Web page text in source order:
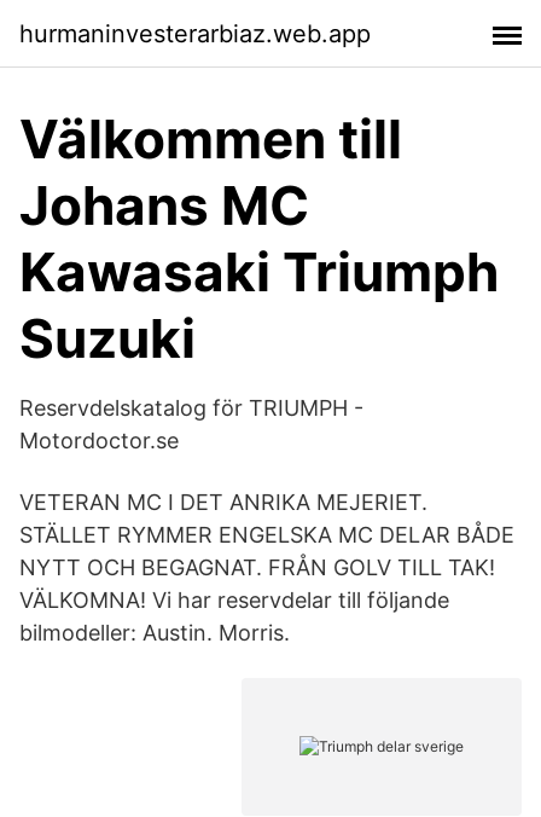
hurmaninvesterarbiaz.web.app
Välkommen till
Johans MC
Kawasaki Triumph
Suzuki
Reservdelskatalog för TRIUMPH -
Motordoctor.se
VETERAN MC I DET ANRIKA MEJERIET.
STÄLLET RYMMER ENGELSKA MC DELAR BÅDE
NYTT OCH BEGAGNAT. FRÅN GOLV TILL TAK!
VÄLKOMNA! Vi har reservdelar till följande
bilmodeller: Austin. Morris.